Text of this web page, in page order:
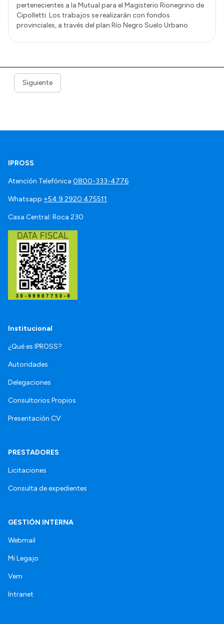
pertenecientes a la Mutual para el Magisterio Rionegrino de
Cipolletti. Los trabajos se realizarán con fondos
provinciales, a través del plan Río Negro Suelo Urbano.
Siguiente
IPROSS
Atención Telefónica 0800-333-4776
Whatsapp +54 9 2920 475511
Casa Central: Roca 230
Institucional
¿Qué es IPROSS?
Autoridades
Delegaciones
Consultorios Propios
Presentación CV
PRESTADORES
Licitaciones
Consulta de expedientes
GESTIÓN INTERNA
Webmail
Mi Legajo
Vem
Intranet